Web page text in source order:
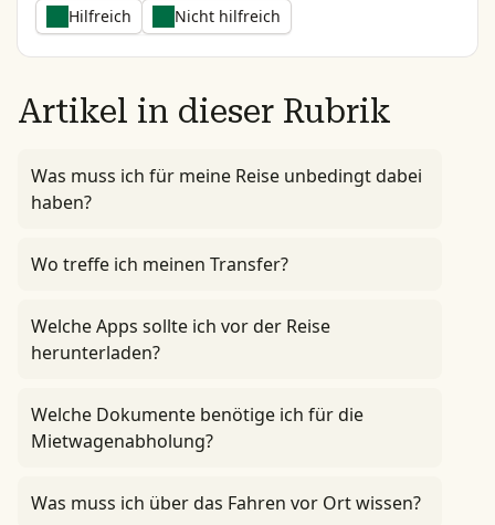
Hilfreich Nicht hilfreich
Artikel in dieser Rubrik
Was muss ich für meine Reise unbedingt dabei
haben?
Wo treffe ich meinen Transfer?
Welche Apps sollte ich vor der Reise
herunterladen?
Welche Dokumente benötige ich für die
Mietwagenabholung?
Was muss ich über das Fahren vor Ort wissen?